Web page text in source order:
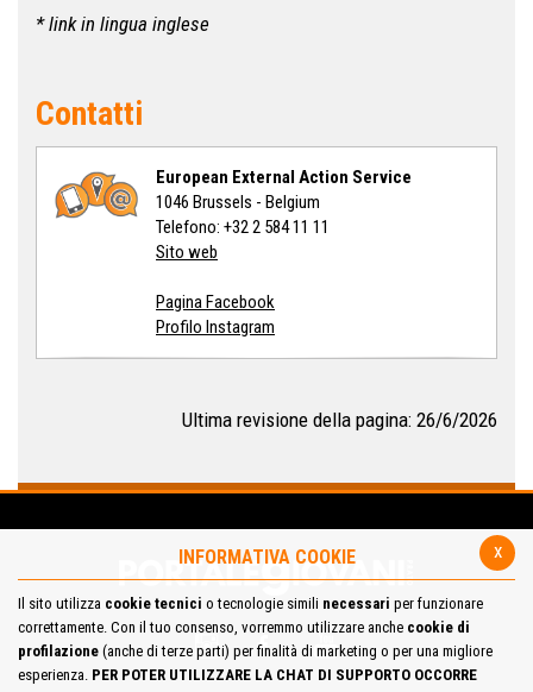
* link in lingua inglese
Contatti
European External Action Service
1046 Brussels - Belgium
Telefono: +32 2 584 11 11
Sito web
Pagina Facebook
Profilo Instagram
Ultima revisione della pagina: 26/6/2026
x
INFORMATIVA COOKIE
Il sito utilizza cookie tecnici o tecnologie simili necessari per funzionare
correttamente. Con il tuo consenso, vorremmo utilizzare anche cookie di
profilazione (anche di terze parti) per finalità di marketing o per una migliore
esperienza. PER POTER UTILIZZARE LA CHAT DI SUPPORTO OCCORRE